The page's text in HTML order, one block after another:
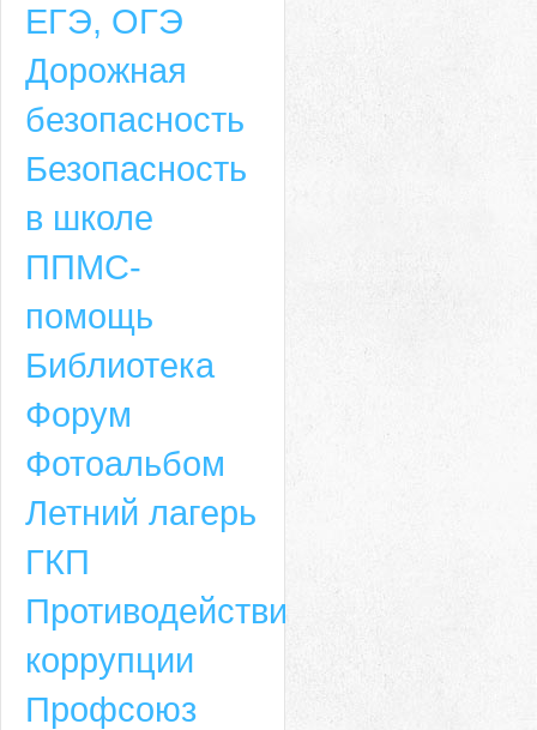
Адрес
6-49, электронный адрес: aja_70@mail.ru
ЕГЭ, ОГЭ
Дорожная
безопасность
Безопасность
в школе
ППМС-
помощь
Библиотека
Форум
Фотоальбом
Летний лагерь
ГКП
Противодействие
коррупции
Профсоюз